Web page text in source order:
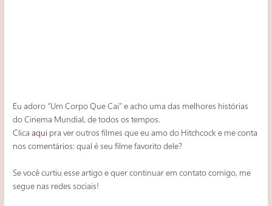
Eu adoro “Um Corpo Que Cai” e acho uma das melhores histórias
do Cinema Mundial, de todos os tempos.
Clicaaqui pra ver outros filmes que eu amo do Hitchcock e me conta
nos comentários: qual é seu filme favorito dele?
Se você curtiu esse artigo e quer continuar em contato comigo, me
segue nas redes sociais!